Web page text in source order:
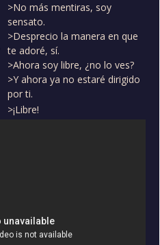
>No más mentiras, soy
sensato.
>Desprecio la manera en que
te adoré, sí.
>Ahora soy libre, ¿no lo ves?
>Y ahora ya no estaré dirigido
por ti.
>¡Libre!